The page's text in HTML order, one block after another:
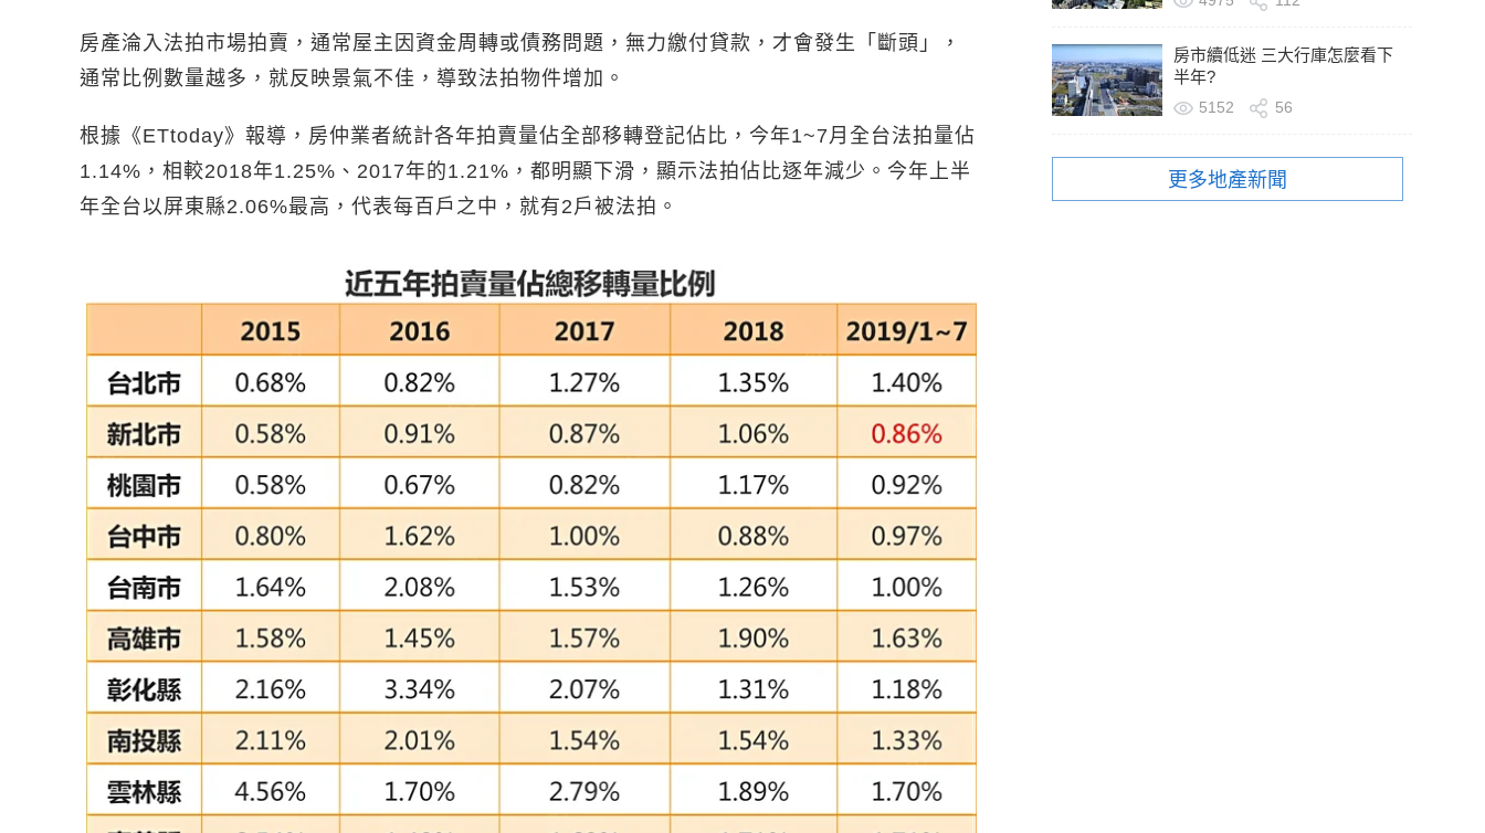
房產淪入法拍市場拍賣，通常屋主因資金周轉或債務問題，無力繳付貸款，才會發生「斷頭」，
通常比例數量越多，就反映景氣不佳，導致法拍物件增加。
根據《ETtoday》報導，房仲業者統計各年拍賣量佔全部移轉登記佔比，今年1~7月全台法拍量佔
1.14%，相較2018年1.25%、2017年的1.21%，都明顯下滑，顯示法拍佔比逐年減少。今年上半
年全台以屏東縣2.06%最高，代表每百戶之中，就有2戶被法拍。
房市續低迷 三大行庫怎麼看下
半年?
5152 56
更多地產新聞